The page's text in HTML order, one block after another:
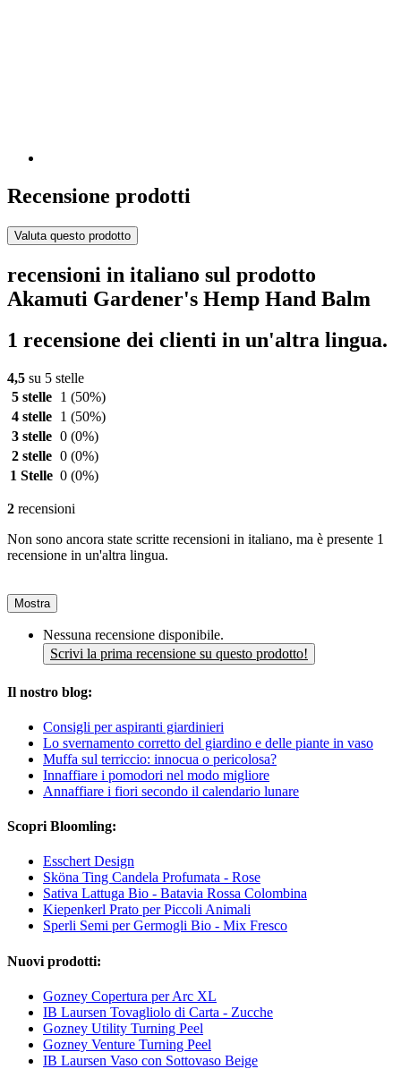
Recensione prodotti
Valuta questo prodotto
recensioni in italiano sul prodotto
Akamuti Gardener's Hemp Hand Balm
1 recensione dei clienti in un'altra lingua.
4,5 su 5 stelle
5 stelle
1 (50%)
4 stelle
1 (50%)
3 stelle 0 (0%)
2 stelle 0 (0%)
1 Stelle 0 (0%)
2 recensioni
Non sono ancora state scritte recensioni in italiano, ma è presente 1
recensione in un'altra lingua.
Mostra
Nessuna recensione disponibile.
Scrivi la prima recensione su questo prodotto!
Il nostro blog:
Consigli per aspiranti giardinieri
Lo svernamento corretto del giardino e delle piante in vaso
Muffa sul terriccio: innocua o pericolosa?
Innaffiare i pomodori nel modo migliore
Annaffiare i fiori secondo il calendario lunare
Scopri Bloomling:
Esschert Design
Sköna Ting Candela Profumata - Rose
Sativa Lattuga Bio - Batavia Rossa Colombina
Kiepenkerl Prato per Piccoli Animali
Sperli Semi per Germogli Bio - Mix Fresco
Nuovi prodotti:
Gozney Copertura per Arc XL
IB Laursen Tovagliolo di Carta - Zucche
Gozney Utility Turning Peel
Gozney Venture Turning Peel
IB Laursen Vaso con Sottovaso Beige